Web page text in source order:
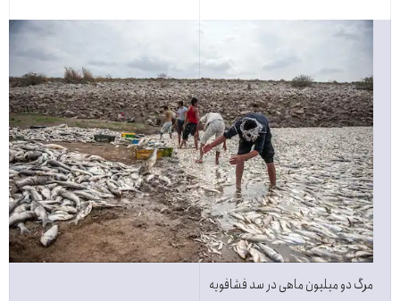
مرگ دو میلیون ماهی در سد فشافویه